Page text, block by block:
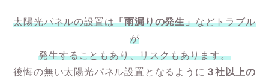
太陽光パネルの設置は「雨漏りの発生」などトラブル
が
発生することもあり、リスクもあります。
後悔の無い太陽光パネル設置となるように ３社以上の